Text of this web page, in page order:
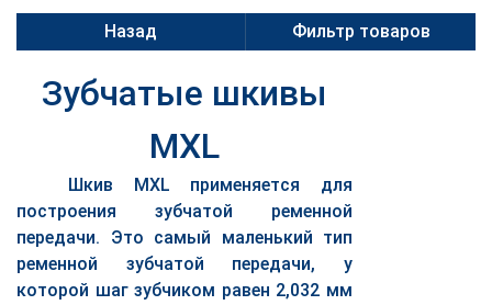
Назад Фильтр товаров
Зубчатые шкивы
MXL
Шкив MXL применяется для
построения зубчатой ременной
передачи. Это самый маленький тип
ременной зубчатой передачи, у
которой шаг зубчиком равен 2,032 мм